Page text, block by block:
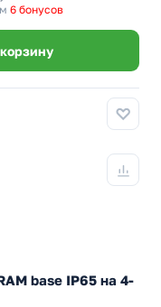
6 бонусов
base IP65 на 4-